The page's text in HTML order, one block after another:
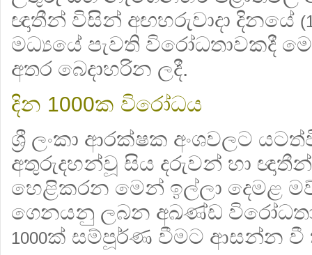
ඥාතීන් විසින් අඟහරුවාදා දිනයේ
මධ්‍යයේ පැවති විරෝධතාවකදී
අතර බෙදාහරින ලදී.
දින 1000ක විරෝධය
ශ්‍රී ලංකා ආරක්ෂක අංශවලට
අතුරුදහන්වූ සිය දරුවන් හා
හෙළිකරන මෙන් ඉල්ලා දෙමළ
ගෙනයනු ලබන අඛණ්ඩ
1000ක් සම්පූර්ණ වීමට ආසන්න වී